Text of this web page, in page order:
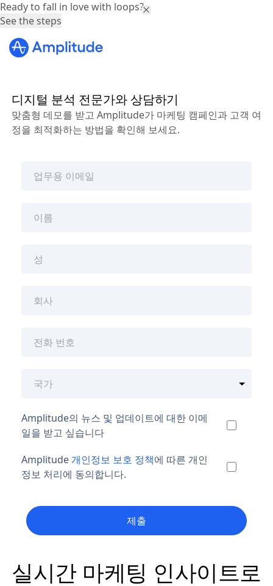
디지털 분석 전문가와 상담하기
맞춤형 데모를 받고 Amplitude가 마케팅 캠페인과 고객 여
정을 최적화하는 방법을 확인해 보세요.
Amplitude의 뉴스 및 업데이트에 대한 이메
일을 받고 싶습니다
Amplitude 개인정보 보호 정책에 따른 개인
정보 처리에 동의합니다.
제출
실시간 마케팅 인사이트로
Ready to fall in love with loops?
See the steps